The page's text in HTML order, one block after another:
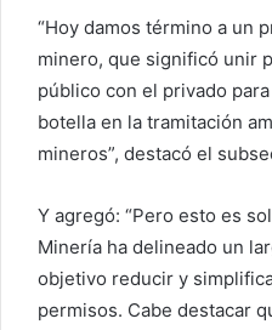
“Hoy damos término a un
minero, que significó unir
público con el privado
botella en la tramitación
mineros”, destacó el
Y agregó: “Pero esto es
Minería ha delineado un
objetivo reducir y
permisos. Cabe destacar